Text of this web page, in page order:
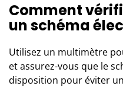
Comment
un schéma
Utilisez un multimètre
et assurez-vous que le
disposition pour éviter